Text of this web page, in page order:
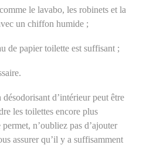
le lavabo, les robinets et la
un chiffon humide ;
de papier toilette est suffisant ;
d’intérieur peut être
les toilettes encore plus
n’oubliez pas d’ajouter
assurer qu’il y a suffisamment